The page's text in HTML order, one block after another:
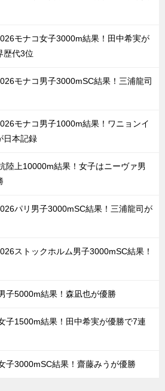
モナコ女子3000m結果！田中希実が
歴代3位
モナコ男子3000mSC結果！三浦龍司
モナコ男子1000m結果！ワニョンイ
日本記録
陸上10000m結果！女子はニーヴァ男
パリ男子3000mSC結果！三浦龍司が
ストックホルム男子3000mSC結果！
子5000m結果！森凪也が優勝
子1500m結果！田中希実が優勝で7連
子3000mSC結果！齋藤みうが優勝